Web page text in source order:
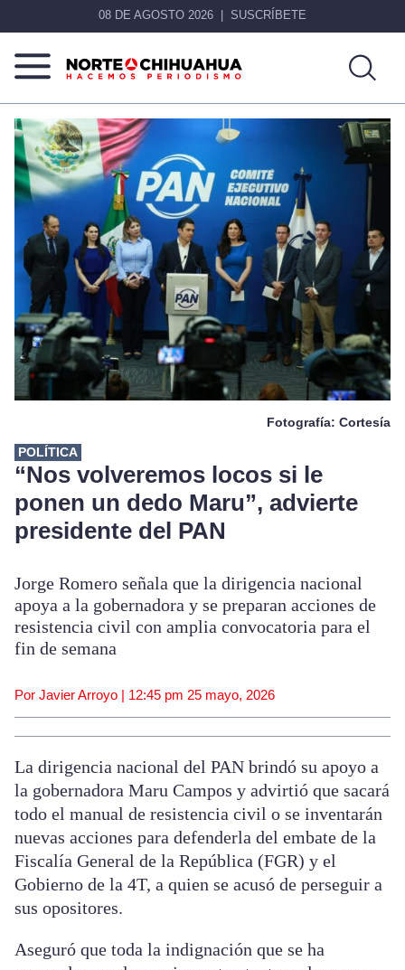
08 DE AGOSTO 2026 SUSCRÍBETE
Norte
De
Chihuahua
Más
que
noticias,
hacemos periodismo
Fotografía: Cortesía
POLÍTICA
“Nos volveremos locos si le
ponen un dedo Maru”, advierte
presidente del PAN
Jorge Romero señala que la dirigencia nacional
apoya a la gobernadora y se preparan acciones de
resistencia civil con amplia convocatoria para el
fin de semana
Por Javier Arroyo | 12:45 pm 25 mayo, 2026
La dirigencia nacional del PAN brindó su apoyo a
la gobernadora Maru Campos y advirtió que sacará
todo el manual de resistencia civil o se inventarán
nuevas acciones para defenderla del embate de la
Fiscalía General de la República (FGR) y el
Gobierno de la 4T, a quien se acusó de perseguir a
sus opositores.
Aseguró que toda la indignación que se ha